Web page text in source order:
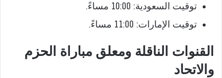
توقيت السعودية: 10:00 مساءً.
توقيت الإمارات: 11:00 مساءً.
القنوات الناقلة ومعلق مباراة الحزم
والاتحاد